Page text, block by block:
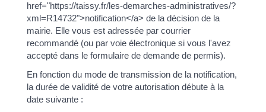
href="https://taissy.fr/les-demarches-administratives/?
xml=R14732">notification</a> de la décision de la
mairie. Elle vous est adressée par courrier
recommandé (ou par voie électronique si vous l'avez
accepté dans le formulaire de demande de permis).
En fonction du mode de transmission de la notification,
la durée de validité de votre autorisation débute à la
date suivante :